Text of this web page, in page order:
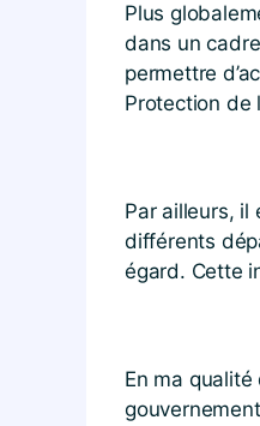
Plus
dans un
permettre
Protection de
Par ailleurs, il
différents
égard. Cette
En ma qualité